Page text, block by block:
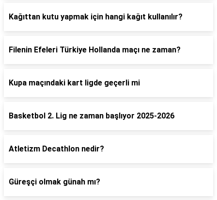
Kağıttan kutu yapmak için hangi kağıt kullanılır?
Filenin Efeleri Türkiye Hollanda maçı ne zaman?
Kupa maçındaki kart ligde geçerli mi
Basketbol 2. Lig ne zaman başlıyor 2025-2026
Atletizm Decathlon nedir?
Güreşçi olmak günah mı?